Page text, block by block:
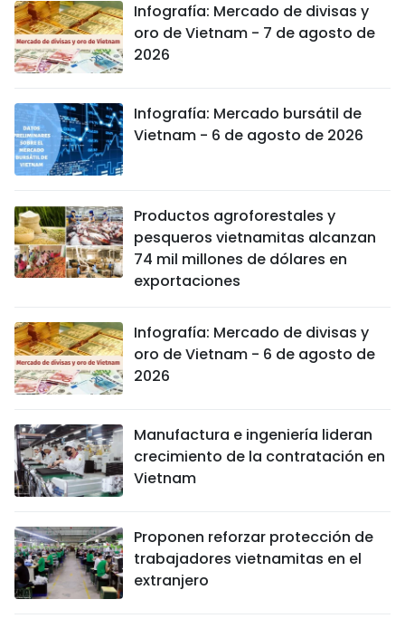
Infografía: Mercado de divisas y
oro de Vietnam - 7 de agosto de
2026
Infografía: Mercado bursátil de
Vietnam - 6 de agosto de 2026
Productos agroforestales y
pesqueros vietnamitas alcanzan
74 mil millones de dólares en
exportaciones
Infografía: Mercado de divisas y
oro de Vietnam - 6 de agosto de
2026
Manufactura e ingeniería lideran
crecimiento de la contratación en
Vietnam
Proponen reforzar protección de
trabajadores vietnamitas en el
extranjero